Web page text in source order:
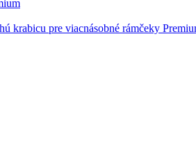
krabicu pre viacnásobné rámčeky